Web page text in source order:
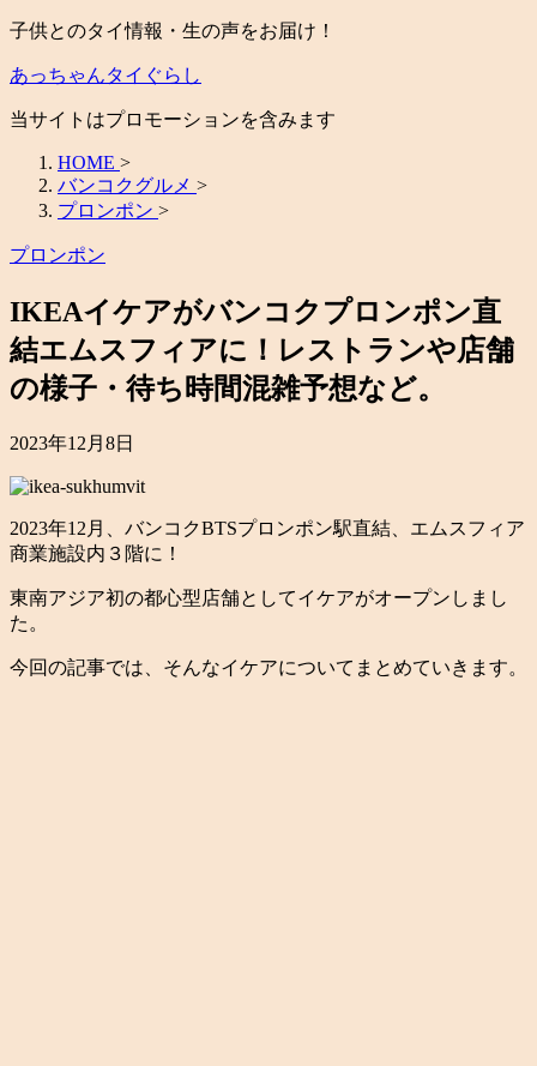
子供とのタイ情報・生の声をお届け！
あっちゃんタイぐらし
当サイトはプロモーションを含みます
HOME >
バンコクグルメ >
プロンポン >
プロンポン
IKEAイケアがバンコクプロンポン直
結エムスフィアに！レストランや店舗
の様子・待ち時間混雑予想など。
2023年12月8日
2023年12月、バンコクBTSプロンポン駅直結、エムスフィア
商業施設内３階に！
東南アジア初の都心型店舗としてイケアがオープンしまし
た。
今回の記事では、そんなイケアについてまとめていきます。